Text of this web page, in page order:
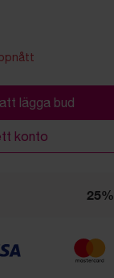
lägga bud
konto
25%